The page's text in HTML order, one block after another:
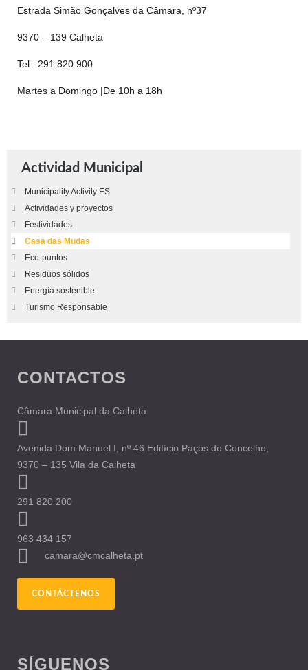
Estrada Simão Gonçalves da Câmara, nº37
9370 – 139 Calheta
Tel.: 291 820 900
Martes a Domingo |De 10h a 18h
Actividad Municipal
Municipality Activity ES
Actividades y proyectos
Festividades
Casa das Mudas
Eco-puntos
Residuos sólidos
Energía sostenible
Turismo Responsable
CONTACTOS
Câmara Municipal da Calheta
Avenida Dom Manuel I, nº 46 Edifício Paços do Concelho,
9370 – 135 Vila da Calheta
291 820 200
963 434 157
camara@cmcalheta.pt
CONTÁCTENOS
SÍGUENOS